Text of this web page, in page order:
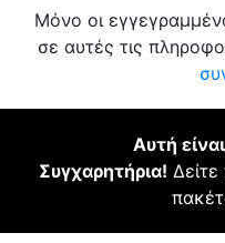
Μόνο οι
σε αυτές τις
Αυτή
Συγχαρητήρια!